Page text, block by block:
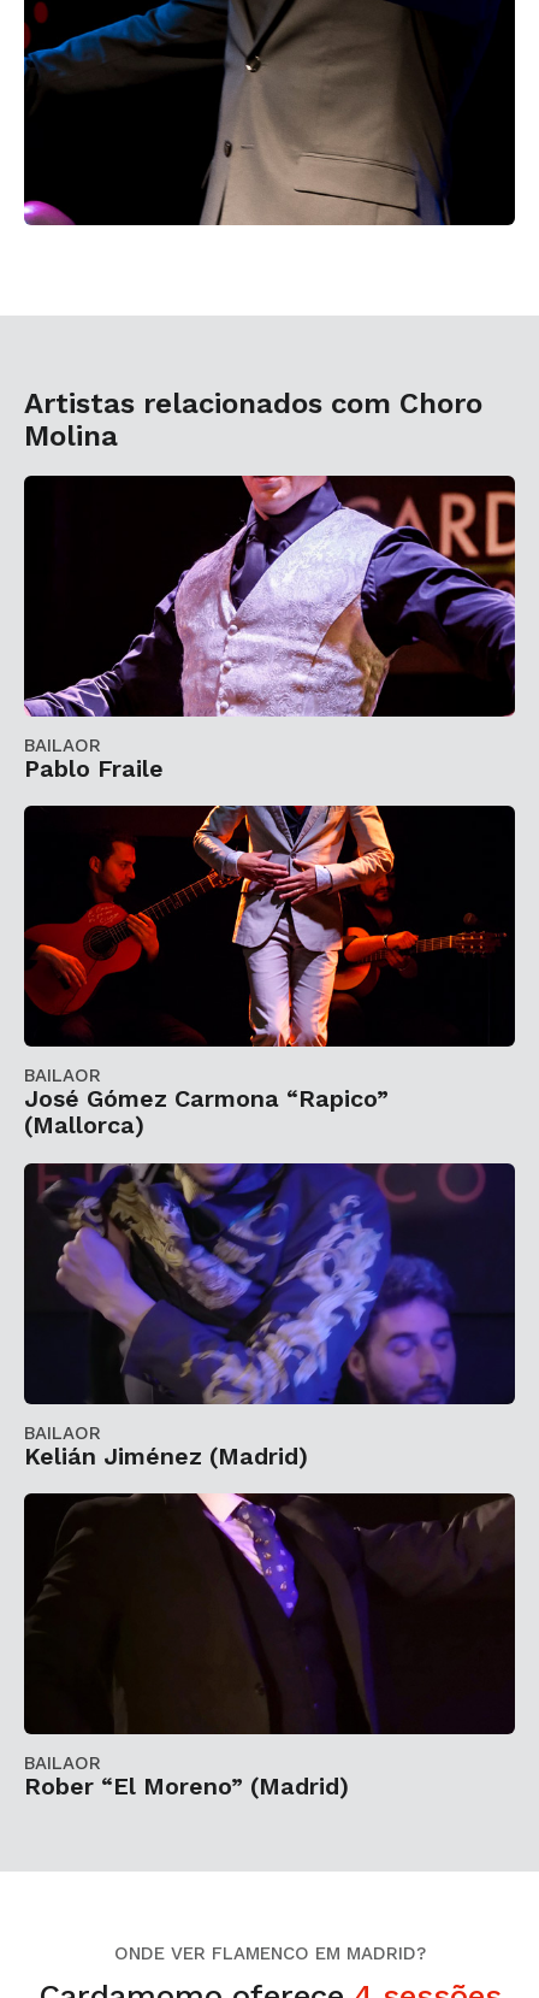
Artistas relacionados com Choro
Molina
BAILAOR
Pablo Fraile
BAILAOR
José Gómez Carmona “Rapico”
(Mallorca)
BAILAOR
Kelián Jiménez (Madrid)
BAILAOR
Rober “El Moreno” (Madrid)
ONDE VER FLAMENCO EM MADRID?